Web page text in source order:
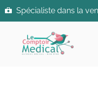
Spécialiste dans la